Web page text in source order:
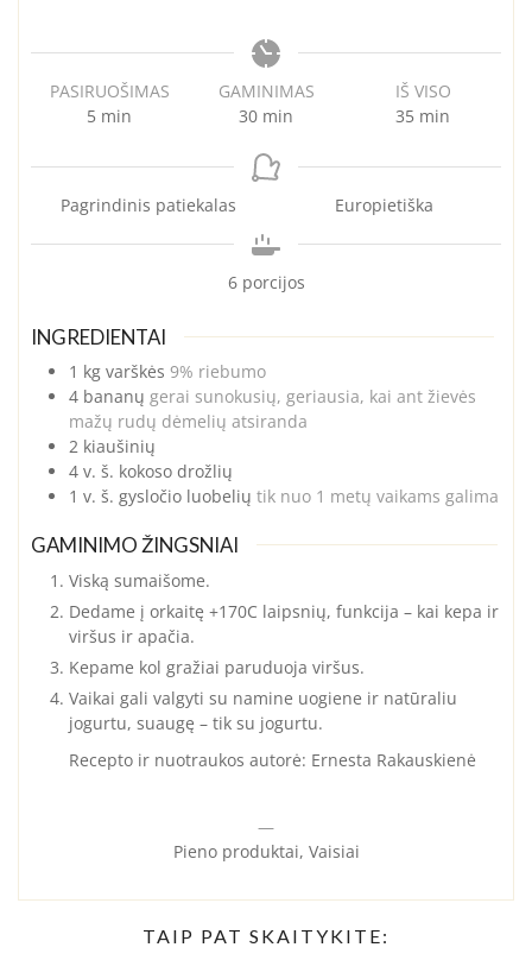
PASIRUOŠIMAS
5minutes
min
GAMINIMAS
30minutes
min
IŠ VISO
35minutes
min
Pagrindinis patiekalas Europietiška
6 porcijos
INGREDIENTAI
1 kg varškės 9% riebumo
4 bananų gerai sunokusių, geriausia, kai ant žievės
mažų rudų dėmelių atsiranda
2 kiaušinių
4 v. š. kokoso drožlių
1 v. š. gysločio luobelių tik nuo 1 metų vaikams galima
GAMINIMO ŽINGSNIAI
Viską sumaišome.
Dedame į orkaitę +170C laipsnių, funkcija – kai kepa ir
viršus ir apačia.
Kepame kol gražiai paruduoja viršus.
Vaikai gali valgyti su namine uogiene ir natūraliu
jogurtu, suaugę – tik su jogurtu.
Recepto ir nuotraukos autorė: Ernesta Rakauskienė
—
Pieno produktai, Vaisiai
TAIP PAT SKAITYKITE: